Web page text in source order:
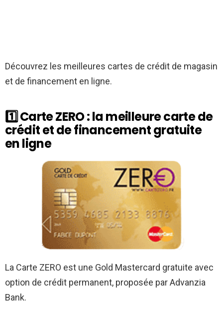
Découvrez les meilleures cartes de crédit de magasin
et de financement en ligne.
1️⃣ Carte ZERO : la meilleure carte de
crédit et de financement gratuite
en ligne
La Carte ZERO est une Gold Mastercard gratuite avec
option de crédit permanent, proposée par Advanzia
Bank.